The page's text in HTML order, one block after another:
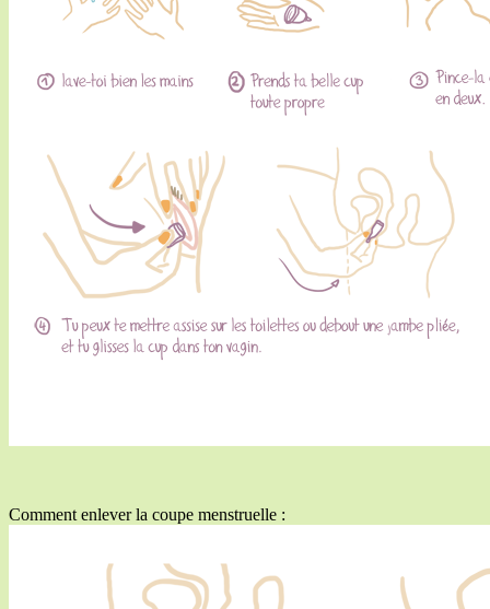
Comment enlever la coupe menstruelle :